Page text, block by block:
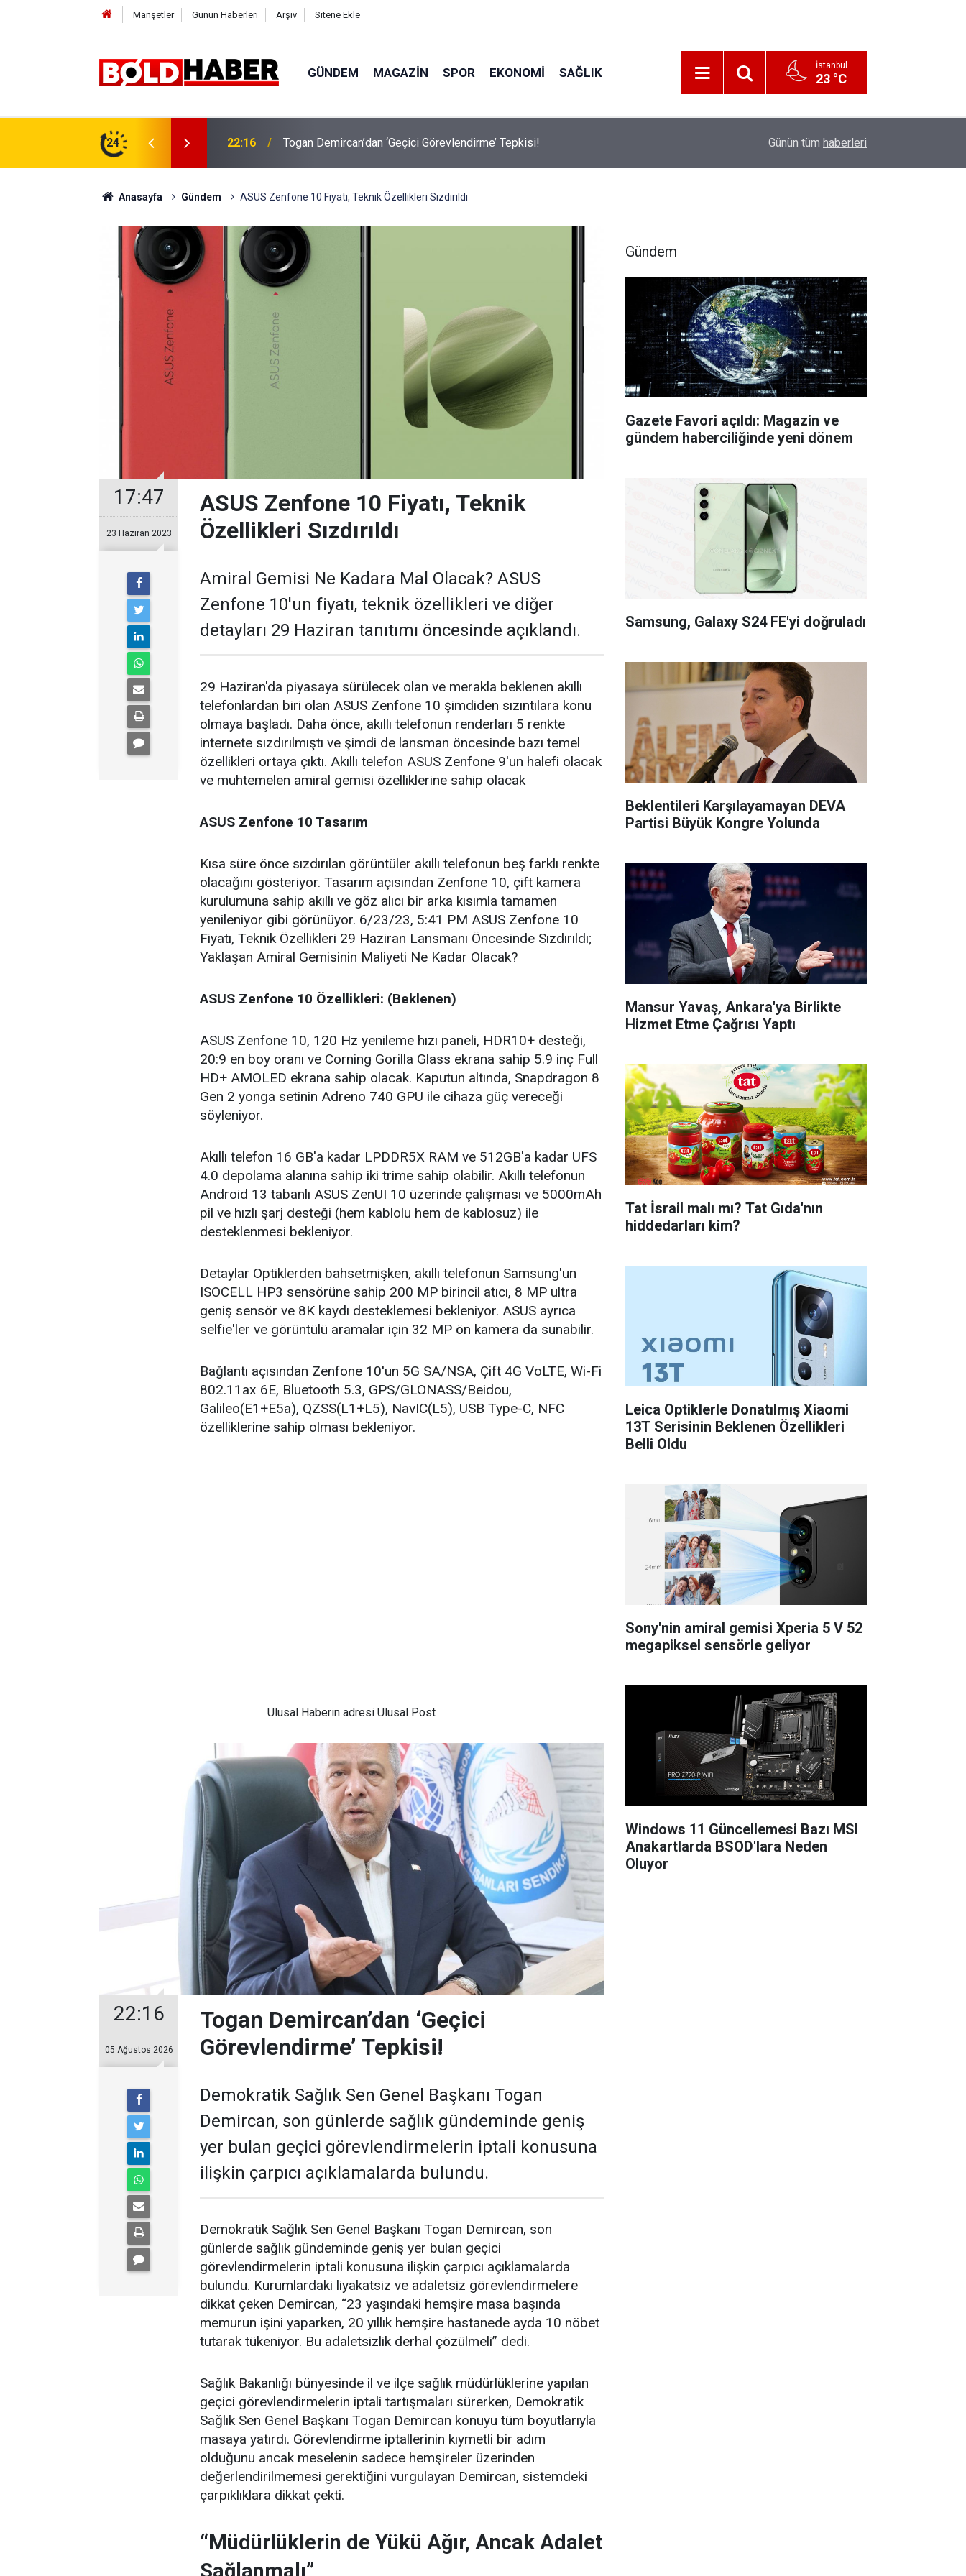
Manşetler Günün Haberleri Arşiv Sitene Ekle
GÜNDEM MAGAZIN SPOR EKONOMI SAĞLIK İstanbul
23 °C
24 19:32 Sıcak Havalarda Ödem Şikayetini Hafife Almayın! İzmir 112’de Kan Donduran İddialar!
Günün tüm haberleri
Anasayfa Gündem ASUS Zenfone 10 Fiyatı, Teknik Özellikleri Sızdırıldı
17:47
23 Haziran 2023
ASUS Zenfone 10 Fiyatı, Teknik
Özellikleri Sızdırıldı
Amiral Gemisi Ne Kadara Mal Olacak? ASUS
Zenfone 10'un fiyatı, teknik özellikleri ve diğer
detayları 29 Haziran tanıtımı öncesinde açıklandı.
29 Haziran'da piyasaya sürülecek olan ve merakla beklenen akıllı
telefonlardan biri olan ASUS Zenfone 10 şimdiden sızıntılara konu
olmaya başladı. Daha önce, akıllı telefonun renderları 5 renkte
internete sızdırılmıştı ve şimdi de lansman öncesinde bazı temel
özellikleri ortaya çıktı. Akıllı telefon ASUS Zenfone 9'un halefi olacak
ve muhtemelen amiral gemisi özelliklerine sahip olacak
ASUS Zenfone 10 Tasarım
Kısa süre önce sızdırılan görüntüler akıllı telefonun beş farklı renkte
olacağını gösteriyor. Tasarım açısından Zenfone 10, çift kamera
kurulumuna sahip akıllı ve göz alıcı bir arka kısımla tamamen
yenileniyor gibi görünüyor. 6/23/23, 5:41 PM ASUS Zenfone 10
Fiyatı, Teknik Özellikleri 29 Haziran Lansmanı Öncesinde Sızdırıldı;
Yaklaşan Amiral Gemisinin Maliyeti Ne Kadar Olacak?
ASUS Zenfone 10 Özellikleri: (Beklenen)
ASUS Zenfone 10, 120 Hz yenileme hızı paneli, HDR10+ desteği,
20:9 en boy oranı ve Corning Gorilla Glass ekrana sahip 5.9 inç Full
HD+ AMOLED ekrana sahip olacak. Kaputun altında, Snapdragon 8
Gen 2 yonga setinin Adreno 740 GPU ile cihaza güç vereceği
söyleniyor.
Akıllı telefon 16 GB'a kadar LPDDR5X RAM ve 512GB'a kadar UFS
4.0 depolama alanına sahip iki trime sahip olabilir. Akıllı telefonun
Android 13 tabanlı ASUS ZenUI 10 üzerinde çalışması ve 5000mAh
pil ve hızlı şarj desteği (hem kablolu hem de kablosuz) ile
desteklenmesi bekleniyor.
Detaylar Optiklerden bahsetmişken, akıllı telefonun Samsung'un
ISOCELL HP3 sensörüne sahip 200 MP birincil atıcı, 8 MP ultra
geniş sensör ve 8K kaydı desteklemesi bekleniyor. ASUS ayrıca
selfie'ler ve görüntülü aramalar için 32 MP ön kamera da sunabilir.
Bağlantı açısından Zenfone 10'un 5G SA/NSA, Çift 4G VoLTE, Wi-Fi
802.11ax 6E, Bluetooth 5.3, GPS/GLONASS/Beidou,
Galileo(E1+E5a), QZSS(L1+L5), NavIC(L5), USB Type-C, NFC
özelliklerine sahip olması bekleniyor.
Ulusal Haberin adresi Ulusal Post
22:16
05 Ağustos 2026
Togan Demircan’dan ‘Geçici
Görevlendirme’ Tepkisi!
Demokratik Sağlık Sen Genel Başkanı Togan
Demircan, son günlerde sağlık gündeminde geniş
yer bulan geçici görevlendirmelerin iptali konusuna
ilişkin çarpıcı açıklamalarda bulundu.
Demokratik Sağlık Sen Genel Başkanı Togan Demircan, son
günlerde sağlık gündeminde geniş yer bulan geçici
görevlendirmelerin iptali konusuna ilişkin çarpıcı açıklamalarda
bulundu. Kurumlardaki liyakatsiz ve adaletsiz görevlendirmelere
dikkat çeken Demircan, “23 yaşındaki hemşire masa başında
memurun işini yaparken, 20 yıllık hemşire hastanede ayda 10 nöbet
tutarak tükeniyor. Bu adaletsizlik derhal çözülmeli” dedi.
Sağlık Bakanlığı bünyesinde il ve ilçe sağlık müdürlüklerine yapılan
geçici görevlendirmelerin iptali tartışmaları sürerken, Demokratik
Sağlık Sen Genel Başkanı Togan Demircan konuyu tüm boyutlarıyla
masaya yatırdı. Görevlendirme iptallerinin kıymetli bir adım
olduğunu ancak meselenin sadece hemşireler üzerinden
değerlendirilmemesi gerektiğini vurgulayan Demircan, sistemdeki
çarpıklıklara dikkat çekti.
“Müdürlüklerin de Yükü Ağır, Ancak Adalet
Sağlanmalı”
Gündem
Gazete Favori açıldı: Magazin ve
gündem haberciliğinde yeni dönem
Samsung, Galaxy S24 FE'yi doğruladı
Beklentileri Karşılayamayan DEVA
Partisi Büyük Kongre Yolunda
Mansur Yavaş, Ankara'ya Birlikte
Hizmet Etme Çağrısı Yaptı
Tat İsrail malı mı? Tat Gıda'nın
hiddedarları kim?
Leica Optiklerle Donatılmış Xiaomi
13T Serisinin Beklenen Özellikleri
Belli Oldu
Sony'nin amiral gemisi Xperia 5 V 52
megapiksel sensörle geliyor
Windows 11 Güncellemesi Bazı MSI
Anakartlarda BSOD'lara Neden
Oluyor